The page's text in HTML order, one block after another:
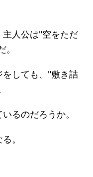
人公は"空をただ
をしても、"敷き詰
るのだろうか。
。